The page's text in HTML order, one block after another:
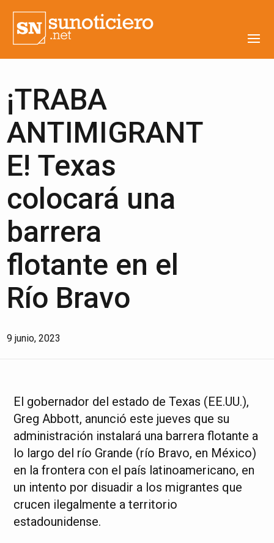
¡TRABA
ANTIMIGRANT
E! Texas
colocará una
barrera
flotante en el
Río Bravo
9 junio, 2023
El gobernador del estado de Texas (EE.UU.),
Greg Abbott, anunció este jueves que su
administración instalará una barrera flotante a
lo largo del río Grande (río Bravo, en México)
en la frontera con el país latinoamericano, en
un intento por disuadir a los migrantes que
crucen ilegalmente a territorio
estadounidense.